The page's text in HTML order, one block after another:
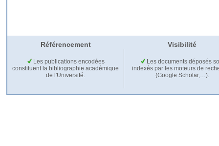
Référencement Visibilité
Les publications encodées
constituent la bibliographie académique
de l'Université.
Les documents déposés
indexés par les moteurs de
(Google Scholar,…).